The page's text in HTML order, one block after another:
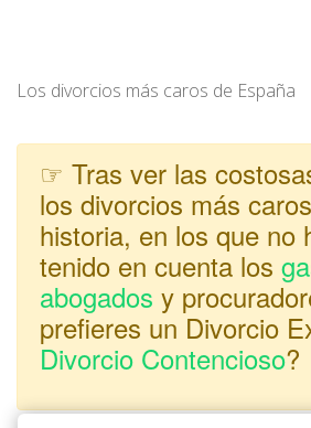
Los divorcios más caros de España
☞ Tras ver las
los divorcios más
historia, en los que no
tenido en cuenta los
abogados y
prefieres un Divorcio
Divorcio Contencioso?